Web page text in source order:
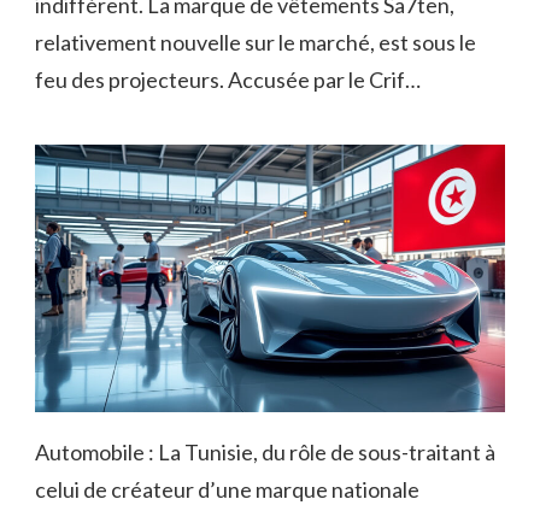
relativement nouvelle sur le marché, est sous le
feu des projecteurs. Accusée par le Crif…
Automobile : La Tunisie, du rôle de sous-traitant à
celui de créateur d’une marque nationale